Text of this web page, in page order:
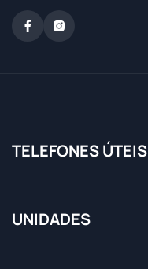
TELEFONES ÚTEIS
UNIDADES